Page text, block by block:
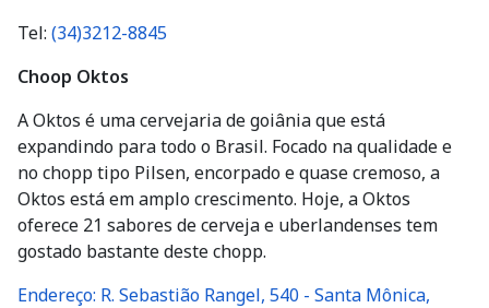
Tel: (34)3212-8845
Choop Oktos
A Oktos é uma cervejaria de goiânia que está
expandindo para todo o Brasil. Focado na qualidade e
no chopp tipo Pilsen, encorpado e quase cremoso, a
Oktos está em amplo crescimento. Hoje, a Oktos
oferece 21 sabores de cerveja e uberlandenses tem
gostado bastante deste chopp.
Endereço: R. Sebastião Rangel, 540 - Santa Mônica,